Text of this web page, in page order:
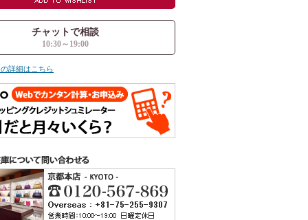
チャットで相談
10:30～19:00
詳細はこちら